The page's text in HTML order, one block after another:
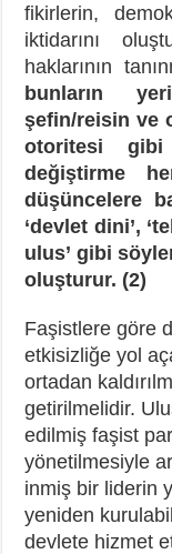
fikirlerin,
iktidarını
haklarının
bunların
şefin/reisin ve
otoritesi
değiştirme
düşüncelere
‘devlet dini’,
ulus’ gibi
oluşturur. (2)
Faşistlere göre
etkisizliğe yol
ortadan
getirilmelidir.
edilmiş faşist
yönetilmesiyle
inmiş bir liderin
yeniden
devlete hizmet